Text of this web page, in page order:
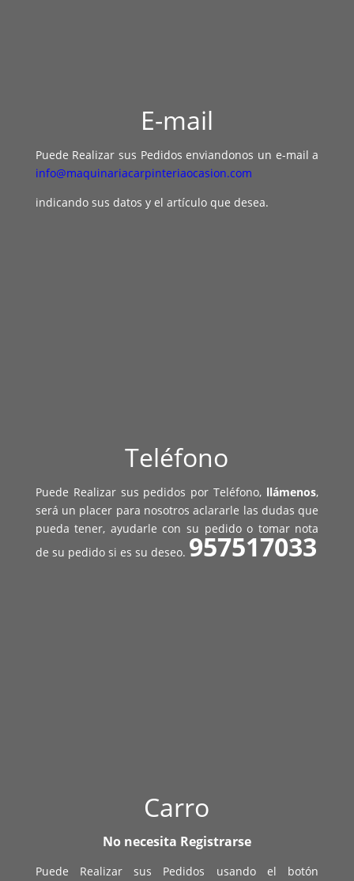
E-mail
Puede Realizar sus Pedidos enviandonos un e-mail a
info@maquinariacarpinteriaocasion.com
indicando sus datos y el artículo que desea.
Teléfono
Puede Realizar sus pedidos por Teléfono, llámenos,
será un placer para nosotros aclararle las dudas que
pueda tener, ayudarle con su pedido o tomar nota
de su pedido si es su deseo. 957517033
Carro
No necesita Registrarse
Puede Realizar sus Pedidos usando el botón